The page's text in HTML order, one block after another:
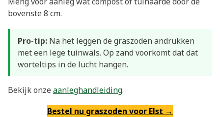
bovenste 8 cm.
Pro-tip: Na het leggen de graszoden andrukken
met een lege tuinwals. Op zand voorkomt dat dat
worteltips in de lucht hangen.
Bekijk onzeaanleghandleiding.
Bestel nu graszoden voor Elst →